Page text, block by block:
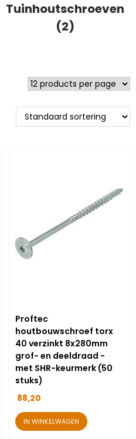
Tuinhoutschroeven
(2)
Proftec
houtbouwschroef torx
40 verzinkt 8x280mm
grof- en deeldraad -
met SHR-keurmerk (50
stuks)
88,20
IN WINKELWAGEN